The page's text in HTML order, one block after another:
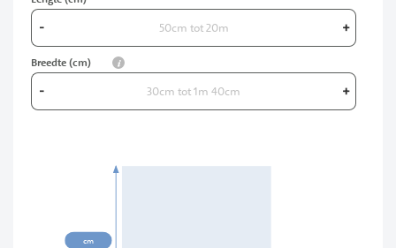
- +
Breedte (cm) info
- +
cm